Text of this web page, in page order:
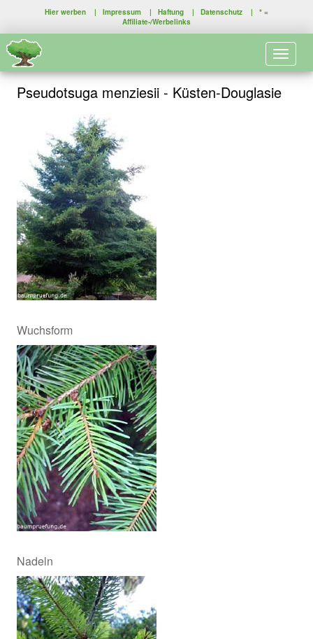
Hier werben | Impressum | Haftung | Datenschutz | * =
Affiliate-/Werbelinks
Pseudotsuga menziesii - Küsten-Douglasie
Wuchsform
Nadeln